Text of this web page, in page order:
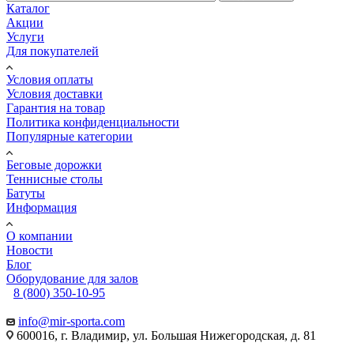
Каталог
Акции
Услуги
Для покупателей
Условия оплаты
Условия доставки
Гарантия на товар
Политика конфиденциальности
Популярные категории
Беговые дорожки
Теннисные столы
Батуты
Информация
О компании
Новости
Блог
Оборудование для залов
8 (800) 350-10-95
info@mir-sporta.com
600016, г. Владимир, ул. Большая Нижегородская, д. 81